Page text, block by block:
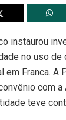
instaurou
no uso de
em Franca. A
com
teve